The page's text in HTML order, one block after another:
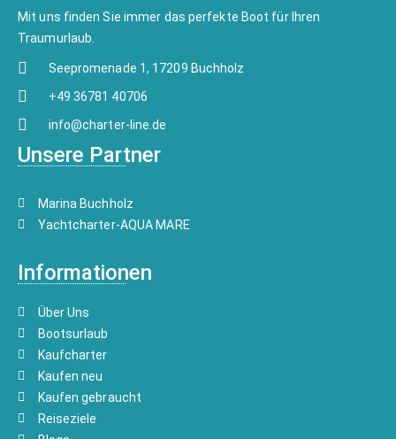
Mit uns finden Sie immer das perfekte Boot für Ihren
Traumurlaub.
Seepromenade 1, 17209 Buchholz
+49 36781 40706
info@charter-line.de
Unsere Partner
Marina Buchholz
Yachtcharter-AQUA MARE
Informationen
Über Uns
Bootsurlaub
Kaufcharter
Kaufen neu
Kaufen gebraucht
Reiseziele